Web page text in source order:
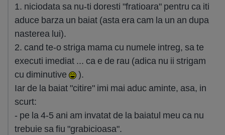
1. niciodata sa nu-ti doresti "fratioara" pentru ca iti
aduce barza un baiat (asta era cam la un an dupa
nasterea lui).
2. cand te-o striga mama cu numele intreg, sa te
executi imediat ... ca e de rau (adica nu ii strigam
cu diminutive
).
Iar de la baiat "citire" imi mai aduc aminte, asa, in
scurt:
- pe la 4-5 ani am invatat de la baiatul meu ca nu
trebuie sa fiu "grabicioasa".